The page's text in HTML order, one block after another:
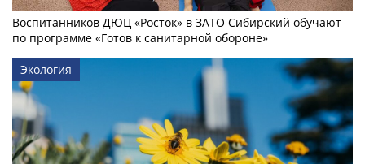
Воспитанников ДЮЦ «Росток» в ЗАТО Сибирский обучают
по программе «Готов к санитарной обороне»
Экология